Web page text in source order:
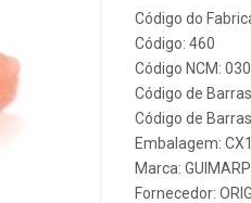
Código do
Código: 460
Código NCM:
Código de
Código de
Embalagem:
Marca:
Fornecedor: